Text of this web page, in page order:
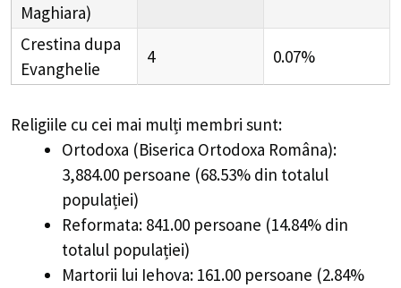
Maghiara)
Crestina dupa
Evanghelie
4 0.07%
Religiile cu cei mai mulți membri sunt:
Ortodoxa (Biserica Ortodoxa Româna):
3,884.00 persoane (68.53% din totalul
populației)
Reformata: 841.00 persoane (14.84% din
totalul populației)
Martorii lui Iehova: 161.00 persoane (2.84%